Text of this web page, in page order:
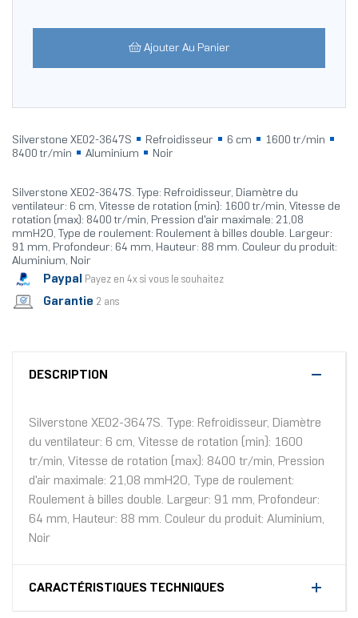
Ajouter Au Panier
Silverstone XE02-3647S Refroidisseur 6 cm
1600 tr/min
8400 tr/min
Aluminium Noir
Silverstone XE02-3647S. Type: Refroidisseur, Diamètre du
ventilateur: 6 cm, Vitesse de rotation (min): 1600 tr/min, Vitesse de
rotation (max): 8400 tr/min, Pression d'air maximale: 21,08
mmH2O, Type de roulement: Roulement à billes double. Largeur:
91 mm, Profondeur: 64 mm, Hauteur: 88 mm. Couleur du produit:
Aluminium, Noir
Paypal Payez en 4x si vous le souhaitez
Garantie 2 ans
DESCRIPTION
Silverstone XE02-3647S. Type: Refroidisseur, Diamètre
du ventilateur: 6 cm, Vitesse de rotation (min): 1600
tr/min, Vitesse de rotation (max): 8400 tr/min, Pression
d'air maximale: 21,08 mmH2O, Type de roulement:
Roulement à billes double. Largeur: 91 mm, Profondeur:
64 mm, Hauteur: 88 mm. Couleur du produit: Aluminium,
Noir
CARACTÉRISTIQUES TECHNIQUES